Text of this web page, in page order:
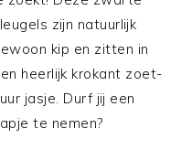
zijn natuurlijk
kip en zitten in
heerlijk krokant zoet-
jasje. Durf jij een
te nemen?